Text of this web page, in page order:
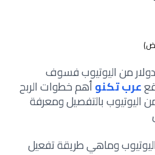
لمن يجهل كيفية ربح 50 دولار من اليوتيوب فسوف
عرب تكنوأهم خطوات الربح
اليوتيوب بالتفصيل ومعرفة
وماهي طريقة تفعيل